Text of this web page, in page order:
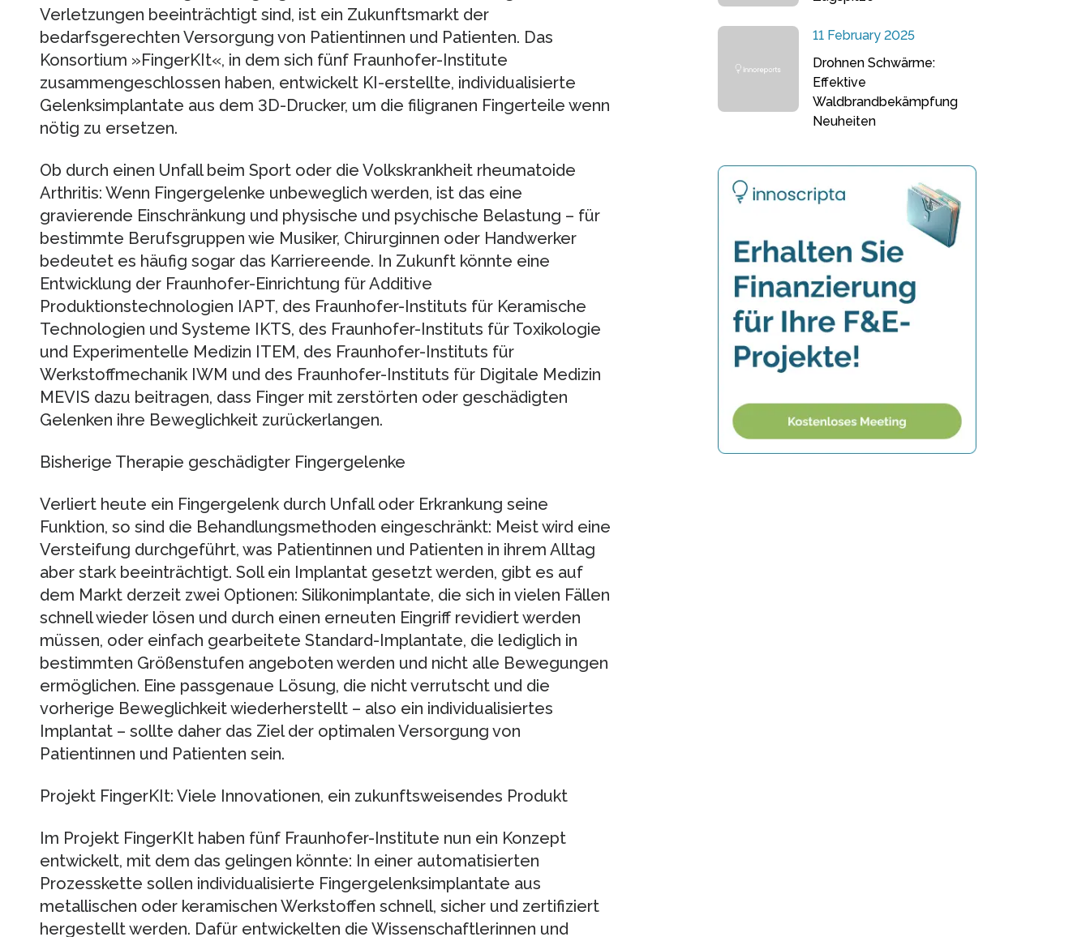
Verletzungen beeinträchtigt sind, ist ein Zukunftsmarkt der
bedarfsgerechten Versorgung von Patientinnen und Patienten. Das
Konsortium »FingerKIt«, in dem sich fünf Fraunhofer-Institute
zusammengeschlossen haben, entwickelt KI-erstellte, individualisierte
Gelenksimplantate aus dem 3D-Drucker, um die filigranen Fingerteile wenn
nötig zu ersetzen.
Ob durch einen Unfall beim Sport oder die Volkskrankheit rheumatoide
Arthritis: Wenn Fingergelenke unbeweglich werden, ist das eine
gravierende Einschränkung und physische und psychische Belastung – für
bestimmte Berufsgruppen wie Musiker, Chirurginnen oder Handwerker
bedeutet es häufig sogar das Karriereende. In Zukunft könnte eine
Entwicklung der Fraunhofer-Einrichtung für Additive
Produktionstechnologien IAPT, des Fraunhofer-Instituts für Keramische
Technologien und Systeme IKTS, des Fraunhofer-Instituts für Toxikologie
und Experimentelle Medizin ITEM, des Fraunhofer-Instituts für
Werkstoffmechanik IWM und des Fraunhofer-Instituts für Digitale Medizin
MEVIS dazu beitragen, dass Finger mit zerstörten oder geschädigten
Gelenken ihre Beweglichkeit zurückerlangen.
Bisherige Therapie geschädigter Fingergelenke
Verliert heute ein Fingergelenk durch Unfall oder Erkrankung seine
Funktion, so sind die Behandlungsmethoden eingeschränkt: Meist wird eine
Versteifung durchgeführt, was Patientinnen und Patienten in ihrem Alltag
aber stark beeinträchtigt. Soll ein Implantat gesetzt werden, gibt es auf
dem Markt derzeit zwei Optionen: Silikonimplantate, die sich in vielen Fällen
schnell wieder lösen und durch einen erneuten Eingriff revidiert werden
müssen, oder einfach gearbeitete Standard-Implantate, die lediglich in
bestimmten Größenstufen angeboten werden und nicht alle Bewegungen
ermöglichen. Eine passgenaue Lösung, die nicht verrutscht und die
vorherige Beweglichkeit wiederherstellt – also ein individualisiertes
Implantat – sollte daher das Ziel der optimalen Versorgung von
Patientinnen und Patienten sein.
Projekt FingerKIt: Viele Innovationen, ein zukunftsweisendes Produkt
Im Projekt FingerKIt haben fünf Fraunhofer-Institute nun ein Konzept
entwickelt, mit dem das gelingen könnte: In einer automatisierten
Prozesskette sollen individualisierte Fingergelenksimplantate aus
metallischen oder keramischen Werkstoffen schnell, sicher und zertifiziert
hergestellt werden. Dafür entwickelten die Wissenschaftlerinnen und
11 February 2025
Drohnen Schwärme:
Effektive
Waldbrandbekämpfung
Neuheiten